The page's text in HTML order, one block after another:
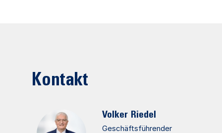
Kontakt
Volker Riedel
Geschäftsführender